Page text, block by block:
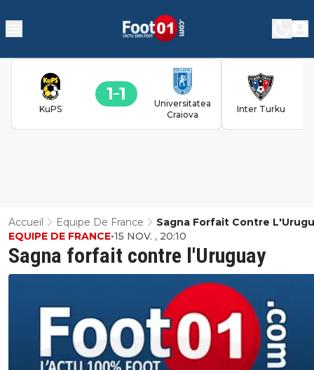
KuPS
1 1
Universitatea
Craiova
Inter Turku
Accueil Equipe De France Sagna Forfait Contre
Sagna forfait contre l'Uruguay
EQUIPE DE FRANCE•15 NOV. , 20:10